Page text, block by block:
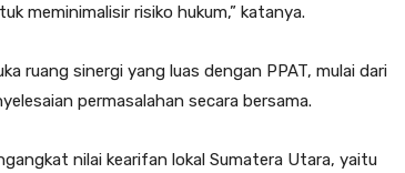
meminimalisir risiko hukum,” katanya.
ruang sinergi yang luas dengan PPAT, mulai dari
permasalahan secara bersama.
nilai kearifan lokal Sumatera Utara, yaitu